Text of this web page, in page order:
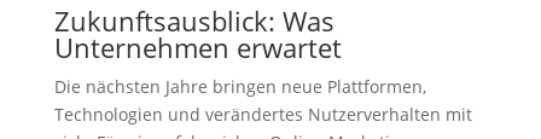
Zukunftsausblick: Was
Unternehmen erwartet
Die nächsten Jahre bringen neue Plattformen,
Technologien und verändertes Nutzerverhalten mit